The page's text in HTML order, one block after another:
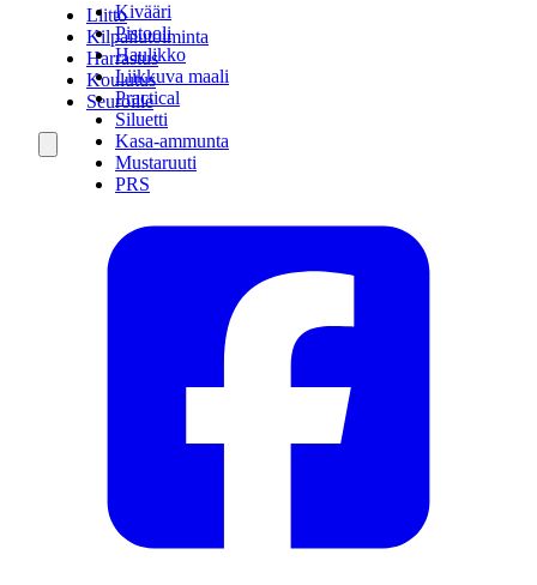
Kivääri
Pistooli
Haulikko
Liikkuva maali
Practical
Siluetti
Kasa-ammunta
Mustaruuti
PRS
Liitto
Kilpailutoiminta
Harrastus
Koulutus
Seuroille